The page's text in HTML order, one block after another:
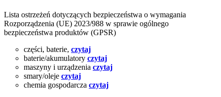
Lista ostrzeżeń dotyczących bezpieczeństwa o wymagania
Rozporządzenia (UE) 2023/988 w sprawie ogólnego
bezpieczeństwa produktów (GPSR)
części, baterie, czytaj
baterie/akumulatory czytaj
maszyny i urządzenia czytaj
smary/oleje czytaj
chemia gospodarcza czytaj